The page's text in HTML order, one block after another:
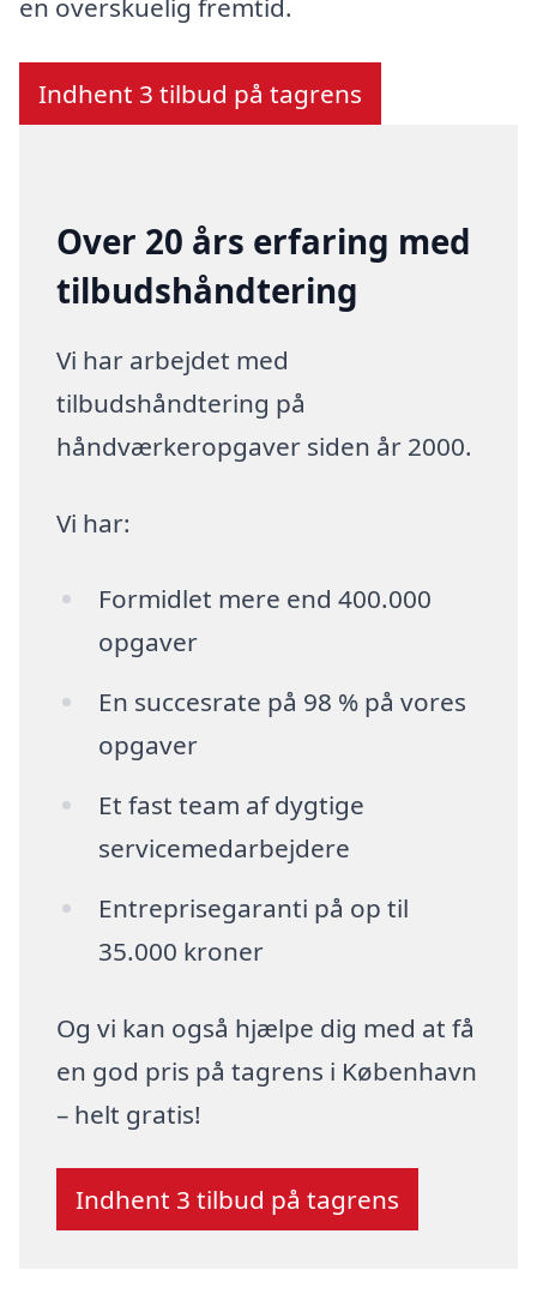
en overskuelig fremtid.
Indhent 3 tilbud på tagrens
Over 20 års erfaring med
tilbudshåndtering
Vi har arbejdet med
tilbudshåndtering på
håndværkeropgaver siden år 2000.
Vi har:
Formidlet mere end 400.000
opgaver
En succesrate på 98 % på vores
opgaver
Et fast team af dygtige
servicemedarbejdere
Entreprisegaranti på op til
35.000 kroner
Og vi kan også hjælpe dig med at få
en god pris på tagrens i København
– helt gratis!
Indhent 3 tilbud på tagrens